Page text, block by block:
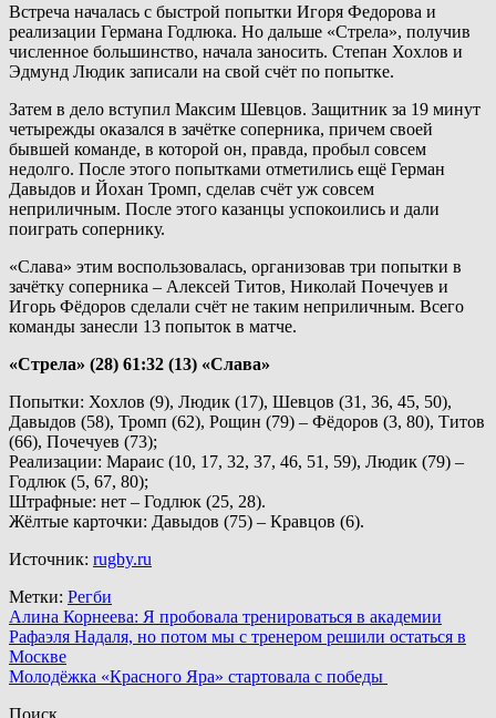
Встреча началась с быстрой попытки Игоря Федорова и
реализации Германа Годлюка. Но дальше «Стрела», получив
численное большинство, начала заносить. Степан Хохлов и
Эдмунд Людик записали на свой счёт по попытке.
Затем в дело вступил Максим Шевцов. Защитник за 19 минут
четырежды оказался в зачётке соперника, причем своей
бывшей команде, в которой он, правда, пробыл совсем
недолго. После этого попытками отметились ещё Герман
Давыдов и Йохан Тромп, сделав счёт уж совсем
неприличным. После этого казанцы успокоились и дали
поиграть сопернику.
«Слава» этим воспользовалась, организовав три попытки в
зачётку соперника – Алексей Титов, Николай Почечуев и
Игорь Фёдоров сделали счёт не таким неприличным. Всего
команды занесли 13 попыток в матче.
«Стрела» (28) 61:32 (13) «Слава»
Попытки: Хохлов (9), Людик (17), Шевцов (31, 36, 45, 50),
Давыдов (58), Тромп (62), Рощин (79) – Фёдоров (3, 80), Титов
(66), Почечуев (73);
Реализации: Мараис (10, 17, 32, 37, 46, 51, 59), Людик (79) –
Годлюк (5, 67, 80);
Штрафные: нет – Годлюк (25, 28).
Жёлтые карточки: Давыдов (75) – Кравцов (6).
Источник: rugby.ru
Метки: Регби
Навигация
по
записям
Алина Корнеева: Я пробовала тренироваться в академии
Рафаэля Надаля, но потом мы с тренером решили остаться в
Москве
Молодёжка «Красного Яра» стартовала с победы
Поиск